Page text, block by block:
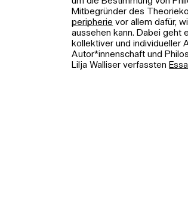
Mitbegründer des
peripherie vor allem dafür,
aussehen kann. Dabei geht
kollektiver und individueller
Autor*innenschaft und
Lilja Walliser verfassten